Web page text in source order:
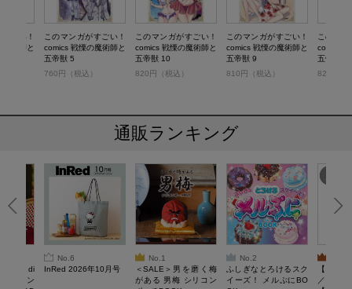
ごい！
魔術師と
このマンガがすごい！
comics 戦慄の魔術師と
五帝獣 5
760円（税込）
このマンガがすごい！
comics 戦慄の魔術師と
五帝獣 10
820円（税込）
このマンガがすごい！
comics 戦慄の魔術師と
五帝獣 9
810円（税込）
このマ
comics
五帝獣8
820円（
通販ランキング
di
ティン
No.6
InRed 2026年10月号
No.1
＜SALE＞男を磨く梅
がある 男梅 シリコン
No.2
ふしぎなとろけるスク
イーズ！ メルぷにBO
【
／Lサイ